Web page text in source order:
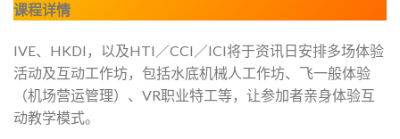
课程详情
IVE、HKDI，以及HTI／CCI／ICI将于资讯日安排多场体验
活动及互动工作坊，包括水底机械人工作坊、飞一般体验
（机场营运管理）、VR职业特工等，让参加者亲身体验互
动教学模式。